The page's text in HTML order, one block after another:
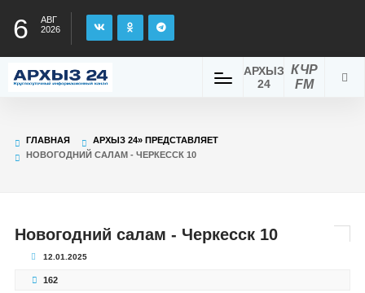
6
АВГ
2026
КЧР
FM
АРХЫЗ
24
ГЛАВНАЯ
АРХЫЗ 24» ПРЕДСТАВЛЯЕТ
НОВОГОДНИЙ САЛАМ - ЧЕРКЕССК 10
Новогодний салам - Черкесск 10
12.01.2025
162